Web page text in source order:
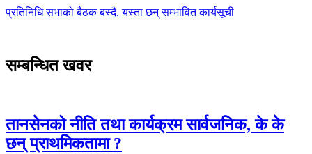
प्रतिनिधि सभाको बैठक बस्दै, यस्ता छन् सम्भावित कार्यसूची
सम्बन्धित खवर
तानसेनको नीति तथा कार्यक्रम सार्वजनिक, के के
छन् प्राथमिकतामा ?